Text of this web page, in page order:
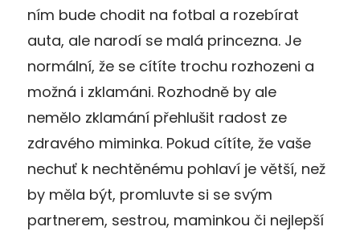
ním bude chodit na fotbal a rozebírat
auta, ale narodí se malá princezna. Je
normální, že se cítíte trochu rozhozeni a
možná i zklamáni. Rozhodně by ale
nemělo zklamání přehlušit radost ze
zdravého miminka. Pokud cítíte, že vaše
nechuť k nechtěnému pohlaví je větší, než
by měla být, promluvte si se svým
partnerem, sestrou, maminkou či nejlepší